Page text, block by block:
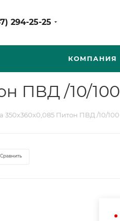
294-25-25
КОМПАНИЯ
ПВД /10/100
350х360х0,085 Питон ПВД /10/100
Сравнить